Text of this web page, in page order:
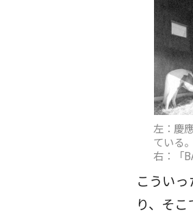
左：慶
ている
右：「
こうい
り、そ